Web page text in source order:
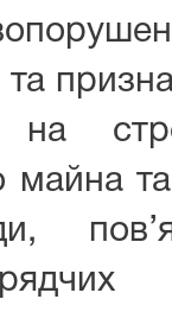
на
майна